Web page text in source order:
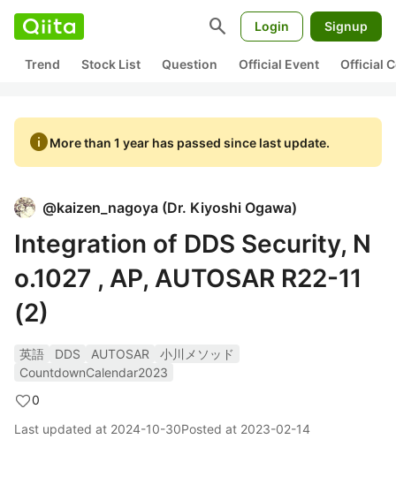
search Login Signup
Trend Stock List Question Official Event Official
infoMore than 1 year has passed since last update.
@kaizen_nagoya (Dr. Kiyoshi Ogawa)
Integration of DDS Security, N
o.1027 , AP, AUTOSAR R22-11
(2)
英語 DDS AUTOSAR
小川メソッド
CountdownCalendar2023
0
Last updated at 2024-10-30Posted at 2023-02-14